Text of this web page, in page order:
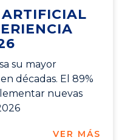
su mayor
décadas. El 89%
nuevas
VER MÁS